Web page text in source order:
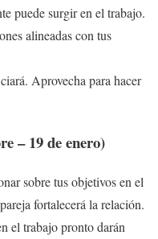
puede surgir en el trabajo.
alineadas con tus
Aprovecha para hacer
– 19 de enero)
sobre tus objetivos en el
fortalecerá la relación.
el trabajo pronto darán